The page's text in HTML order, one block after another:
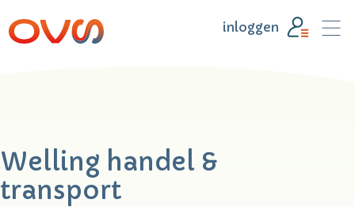
inloggen
Welling handel &
transport